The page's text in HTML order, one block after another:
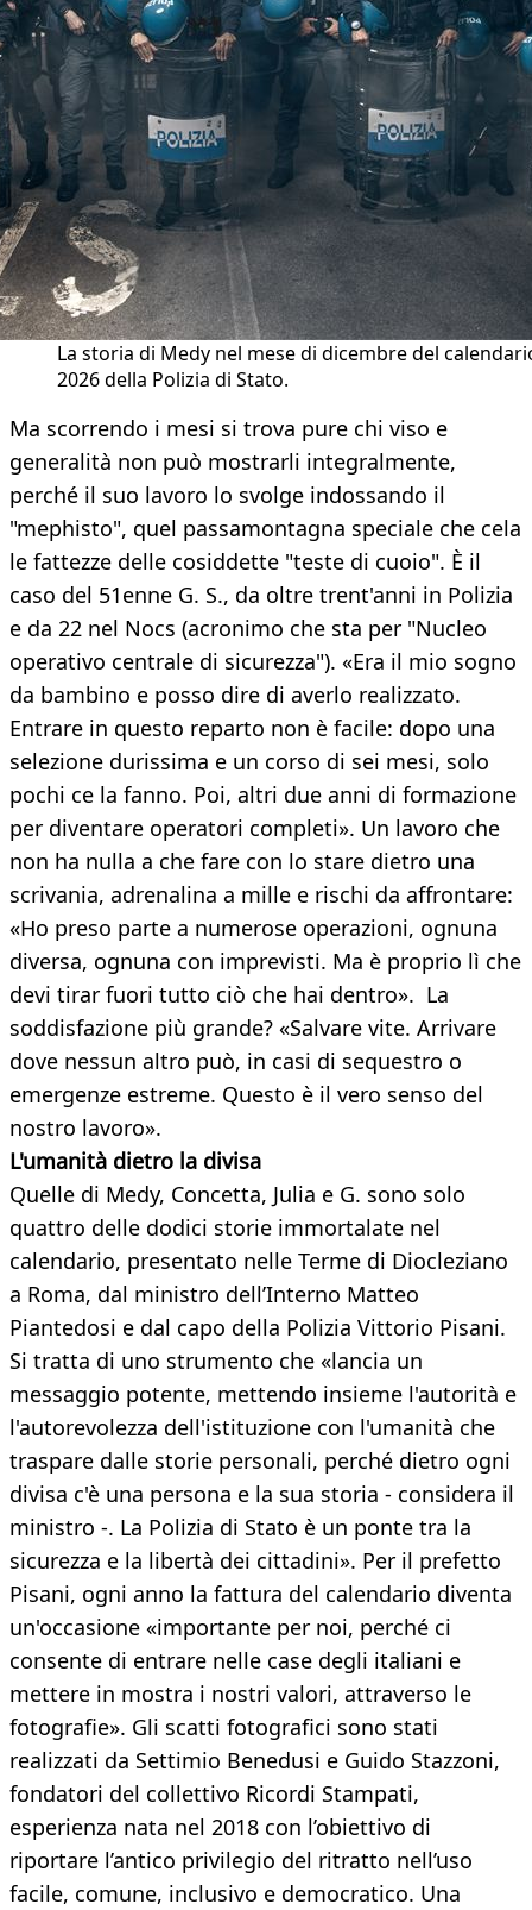
La storia di Medy nel mese di dicembre del
2026 della Polizia di Stato.
Ma scorrendo i mesi si trova pure chi viso e
generalità non può mostrarli integralmente,
perché il suo lavoro lo svolge indossando il
"mephisto", quel passamontagna speciale che cela
le fattezze delle cosiddette "teste di cuoio". È il
caso del 51enne G. S., da oltre trent'anni in Polizia
e da 22 nel Nocs (acronimo che sta per "Nucleo
operativo centrale di sicurezza"). «Era il mio sogno
da bambino e posso dire di averlo realizzato.
Entrare in questo reparto non è facile: dopo una
selezione durissima e un corso di sei mesi, solo
pochi ce la fanno. Poi, altri due anni di formazione
per diventare operatori completi». Un lavoro che
non ha nulla a che fare con lo stare dietro una
scrivania, adrenalina a mille e rischi da affrontare:
«Ho preso parte a numerose operazioni, ognuna
diversa, ognuna con imprevisti. Ma è proprio lì che
devi tirar fuori tutto ciò che hai dentro». La
soddisfazione più grande? «Salvare vite. Arrivare
dove nessun altro può, in casi di sequestro o
emergenze estreme. Questo è il vero senso del
nostro lavoro».
L'umanità dietro la divisa
Quelle di Medy, Concetta, Julia e G. sono solo
quattro delle dodici storie immortalate nel
calendario, presentato nelle Terme di Diocleziano
a Roma, dal ministro dell’Interno Matteo
Piantedosi e dal capo della Polizia Vittorio Pisani.
Si tratta di uno strumento che «lancia un
messaggio potente, mettendo insieme l'autorità e
l'autorevolezza dell'istituzione con l'umanità che
traspare dalle storie personali, perché dietro ogni
divisa c'è una persona e la sua storia - considera il
ministro -. La Polizia di Stato è un ponte tra la
sicurezza e la libertà dei cittadini». Per il prefetto
Pisani, ogni anno la fattura del calendario diventa
un'occasione «importante per noi, perché ci
consente di entrare nelle case degli italiani e
mettere in mostra i nostri valori, attraverso le
fotografie». Gli scatti fotografici sono stati
realizzati da Settimio Benedusi e Guido Stazzoni,
fondatori del collettivo Ricordi Stampati,
esperienza nata nel 2018 con l’obiettivo di
riportare l’antico privilegio del ritratto nell’uso
facile, comune, inclusivo e democratico. Una